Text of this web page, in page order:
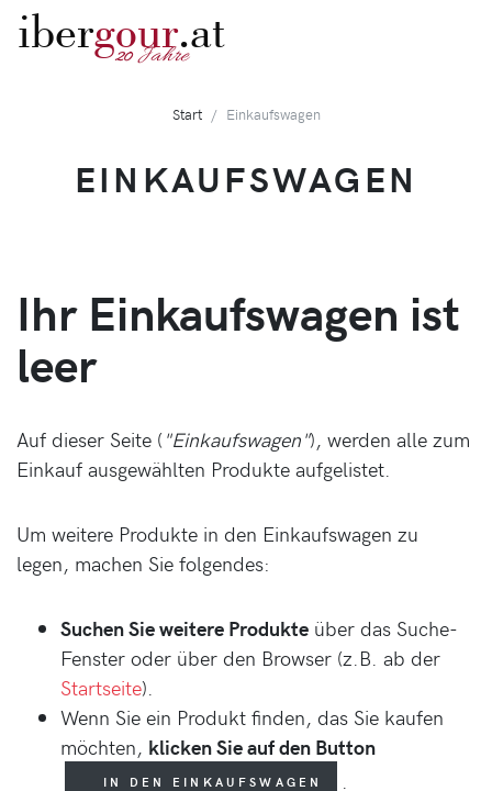
ibergour
20 Jahre.at
Start Einkaufswagen
EINKAUFSWAGEN
Ihr Einkaufswagen ist
leer
Auf dieser Seite ("Einkaufswagen"), werden alle zum
Einkauf ausgewählten Produkte aufgelistet.
Um weitere Produkte in den Einkaufswagen zu
legen, machen Sie folgendes:
Suchen Sie weitere Produkte über das Suche-
Fenster oder über den Browser (z.B. ab der
Startseite).
Wenn Sie ein Produkt finden, das Sie kaufen
möchten, klicken Sie auf den Button
IN DEN EINKAUFSWAGEN